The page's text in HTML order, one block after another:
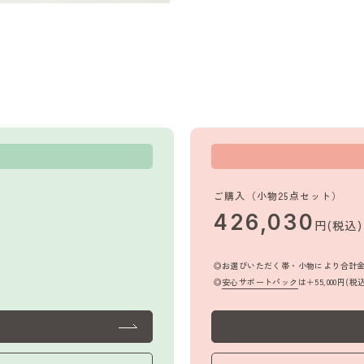
ご購入（小物25点セット）
426,030 円(税込
お選びいただく帯・小物により合計
安心サポートパック は＋55,000円(税